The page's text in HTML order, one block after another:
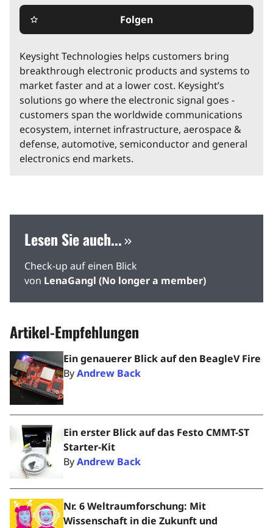
star_border Folgen
Keysight Technologies helps customers bring
breakthrough electronic products and systems to
market faster and at a lower cost. Keysight’s
solutions go where the electronic signal goes -
customers span the worldwide communications
ecosystem, internet infrastructure, aerospace &
defense, automotive, semiconductor and general
electronics end markets.
Lesen Sie auch...
Check-up auf einen Blick
von LenaGangl (No longer a member)
Artikel-Empfehlungen
Ein genauerer Blick auf den BeagleV Fire
ByAndrew Back
Ein erster Blick auf das Festo CMMT-ST
Starter-Kit
ByAndrew Back
Nr. 6 Weltraumforschung: Mit
Wissenschaft in die Zukunft und